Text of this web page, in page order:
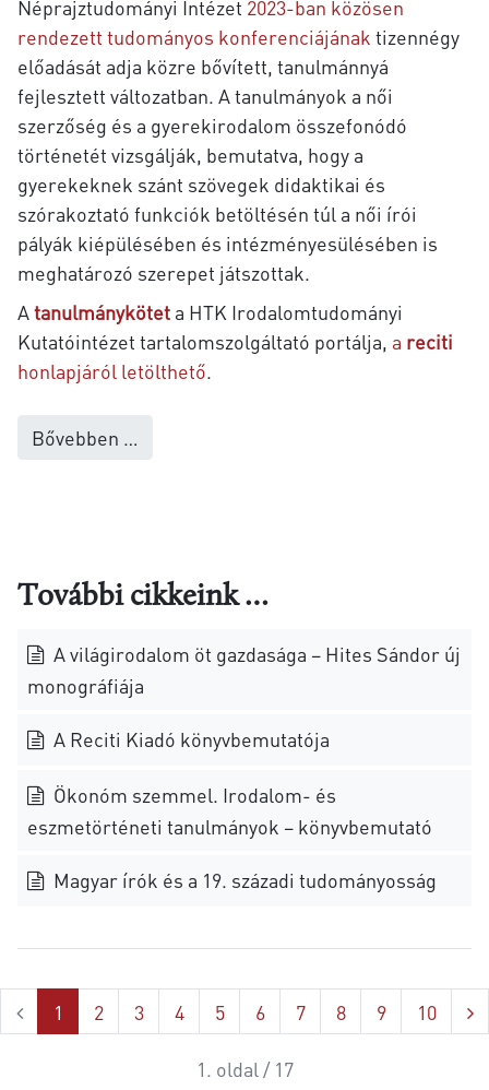
Néprajztudományi Intézet 2023-ban közösen
rendezett tudományos konferenciájának tizennégy
előadását adja közre bővített, tanulmánnyá
fejlesztett változatban. Atanulmányok a női
szerzőség és a gyerekirodalom összefonódó
történetét vizsgálják, bemutatva, hogy a
gyerekeknek szánt szövegek didaktikai és
szórakoztató funkciók betöltésén túl a női írói
pályák kiépülésében és intézményesülésében is
meghatározó szerepet játszottak.
Atanulmányköteta HTK Irodalomtudományi
Kutatóintézet tartalomszolgáltató portálja, a reciti
honlapjáról letölthető.
Bővebben …
További cikkeink …
A világirodalom öt gazdasága – Hites Sándor új
monográfiája
A Reciti Kiadó könyvbemutatója
Ökonóm szemmel. Irodalom- és
eszmetörténeti tanulmányok – könyvbemutató
Magyar írók és a 19. századi tudományosság
1 2 3 4 5 6 7 8 9 10
1. oldal / 17